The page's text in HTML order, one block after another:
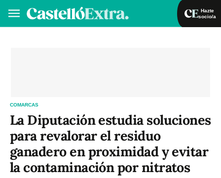
Hazte
socio/a
COMARCAS
La Diputación estudia soluciones
para revalorar el residuo
ganadero en proximidad y evitar
la contaminación por nitratos